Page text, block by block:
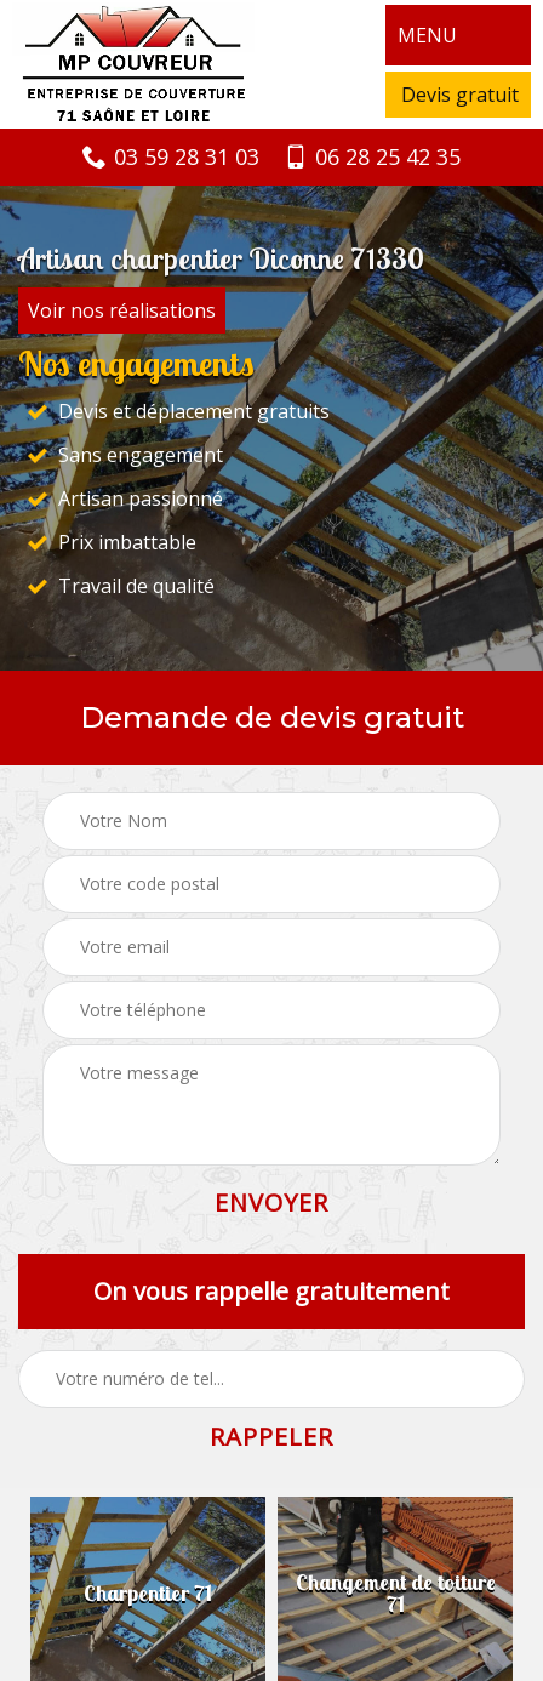
MENU
Devis gratuit
03 59 28 31 03 06 28 25 42 35
Artisan charpentier Diconne 71330
Voir nos réalisations
Nos engagements
Devis et déplacement gratuits
Sans engagement
Artisan passionné
Prix imbattable
Travail de qualité
Demande de devis gratuit
On vous rappelle gratuitement
Charpentier 71 Changement de toiture
71